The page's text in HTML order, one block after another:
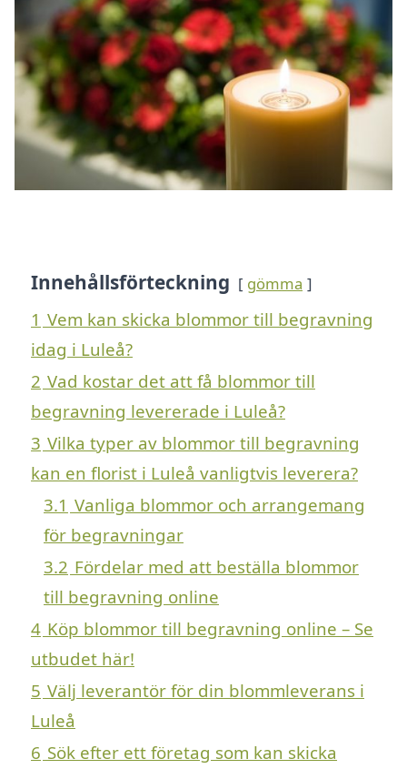
Innehållsförteckning gömma
1 Vem kan skicka blommor till begravning
idag i Luleå?
2 Vad kostar det att få blommor till
begravning levererade i Luleå?
3 Vilka typer av blommor till begravning
kan en florist i Luleå vanligtvis leverera?
3.1 Vanliga blommor och arrangemang
för begravningar
3.2 Fördelar med att beställa blommor
till begravning online
4 Köp blommor till begravning online – Se
utbudet här!
5 Välj leverantör för din blommleverans i
Luleå
6 Sök efter ett företag som kan skicka